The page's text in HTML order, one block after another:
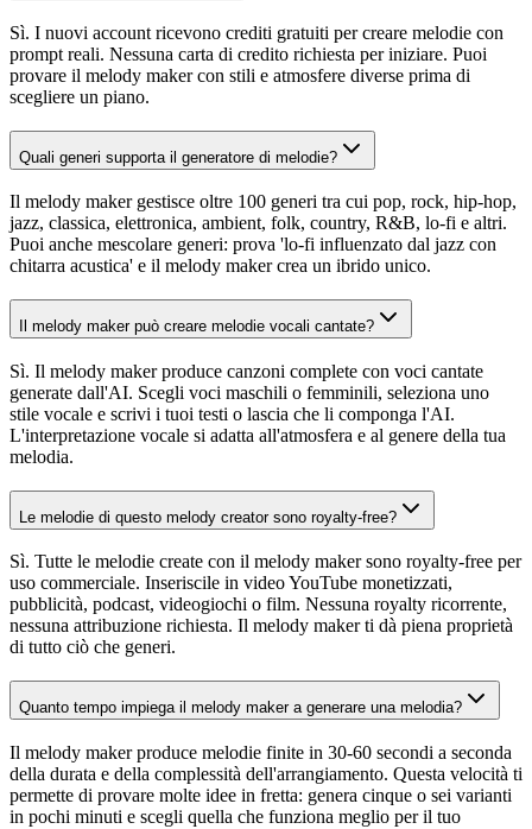
Sì. I nuovi account ricevono crediti gratuiti per creare melodie con
prompt reali. Nessuna carta di credito richiesta per iniziare. Puoi
provare il melody maker con stili e atmosfere diverse prima di
scegliere un piano.
Quali generi supporta il generatore di melodie?
Il melody maker gestisce oltre 100 generi tra cui pop, rock, hip-hop,
jazz, classica, elettronica, ambient, folk, country, R&B, lo-fi e altri.
Puoi anche mescolare generi: prova 'lo-fi influenzato dal jazz con
chitarra acustica' e il melody maker crea un ibrido unico.
Il melody maker può creare melodie vocali cantate?
Sì. Il melody maker produce canzoni complete con voci cantate
generate dall'AI. Scegli voci maschili o femminili, seleziona uno
stile vocale e scrivi i tuoi testi o lascia che li componga l'AI.
L'interpretazione vocale si adatta all'atmosfera e al genere della tua
melodia.
Le melodie di questo melody creator sono royalty-free?
Sì. Tutte le melodie create con il melody maker sono royalty-free per
uso commerciale. Inseriscile in video YouTube monetizzati,
pubblicità, podcast, videogiochi o film. Nessuna royalty ricorrente,
nessuna attribuzione richiesta. Il melody maker ti dà piena proprietà
di tutto ciò che generi.
Quanto tempo impiega il melody maker a generare una melodia?
Il melody maker produce melodie finite in 30-60 secondi a seconda
della durata e della complessità dell'arrangiamento. Questa velocità ti
permette di provare molte idee in fretta: genera cinque o sei varianti
in pochi minuti e scegli quella che funziona meglio per il tuo